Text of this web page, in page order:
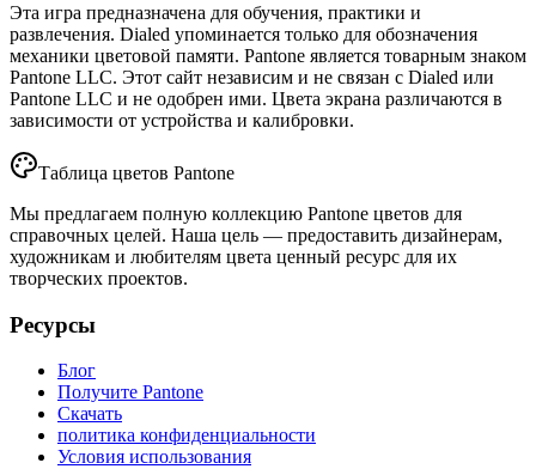
Эта игра предназначена для обучения, практики и
развлечения. Dialed упоминается только для обозначения
механики цветовой памяти. Pantone является товарным знаком
Pantone LLC. Этот сайт независим и не связан с Dialed или
Pantone LLC и не одобрен ими. Цвета экрана различаются в
зависимости от устройства и калибровки.
Таблица цветов Pantone
Мы предлагаем полную коллекцию Pantone цветов для
справочных целей. Наша цель — предоставить дизайнерам,
художникам и любителям цвета ценный ресурс для их
творческих проектов.
Ресурсы
Блог
Получите Pantone
Скачать
политика конфиденциальности
Условия использования